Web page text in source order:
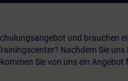
und brauchen
Nachdem Sie
Sie von uns ein Angebot